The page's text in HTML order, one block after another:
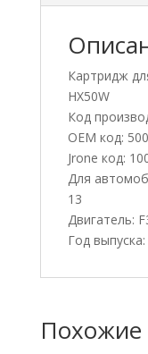
Картридж
HX50W
Код
OEM код:
Jrone код:
Для
13
Двигатель:
Год выпуска:
Похожие